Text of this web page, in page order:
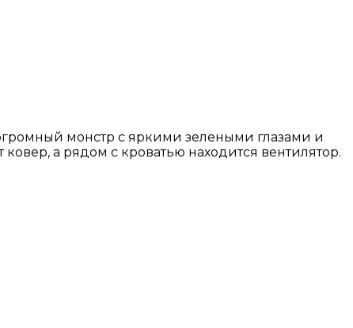
монстр с яркими зелеными глазами и
а рядом с кроватью находится вентилятор.